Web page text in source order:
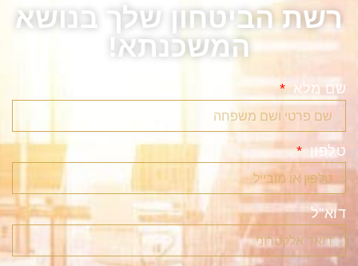
רשת הביטחון שלך בנושא
המשכנתא!
שם מלא
טלפון
דוא"ל